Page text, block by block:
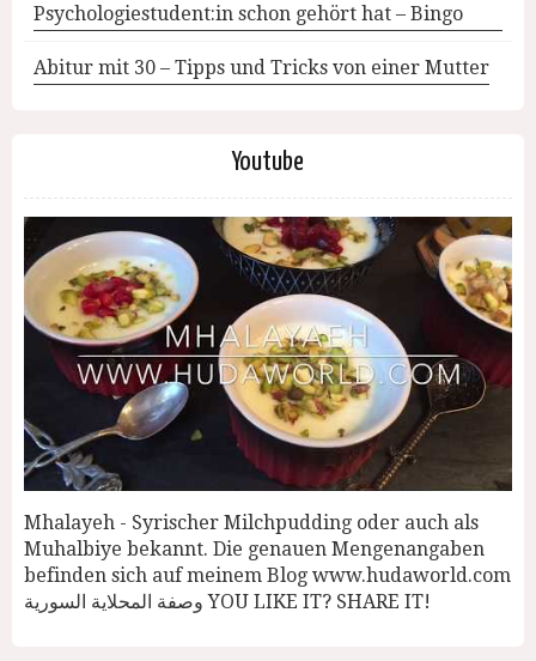
Psychologiestudent:in schon gehört hat – Bingo
Abitur mit 30 – Tipps und Tricks von einer Mutter
Youtube
Mhalayeh - Syrischer Milchpudding oder auch als
Muhalbiye bekannt. Die genauen Mengenangaben
befinden sich auf meinem Blog www.hudaworld.com
وصفة المحلاية السورية YOU LIKE IT? SHARE IT!